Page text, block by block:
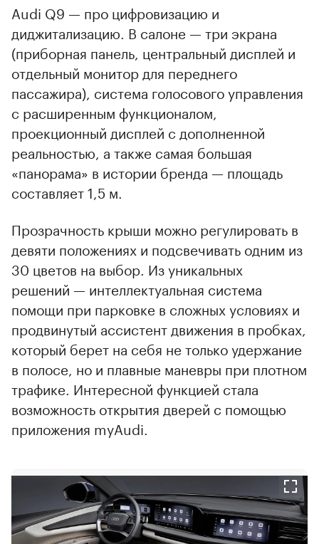
Audi Q9 — про цифровизацию и
диджитализацию. В салоне — три экрана
(приборная панель, центральный дисплей и
отдельный монитор для переднего
пассажира), система голосового управления
с расширенным функционалом,
проекционный дисплей с дополненной
реальностью, а также самая большая
«панорама» в истории бренда — площадь
составляет 1,5 м.
Прозрачность крыши можно регулировать в
девяти положениях и подсвечивать одним из
30 цветов на выбор. Из уникальных
решений — интеллектуальная система
помощи при парковке в сложных условиях и
продвинутый ассистент движения в пробках,
который берет на себя не только удержание
в полосе, но и плавные маневры при плотном
трафике. Интересной функцией стала
возможность открытия дверей с помощью
приложения myAudi.